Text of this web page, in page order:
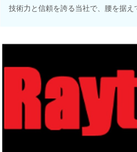
技術力と信頼を誇る当社で、腰を据え